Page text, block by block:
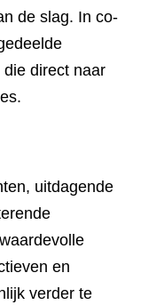
de slag. In co-
direct naar
uitdagende
en
verder te